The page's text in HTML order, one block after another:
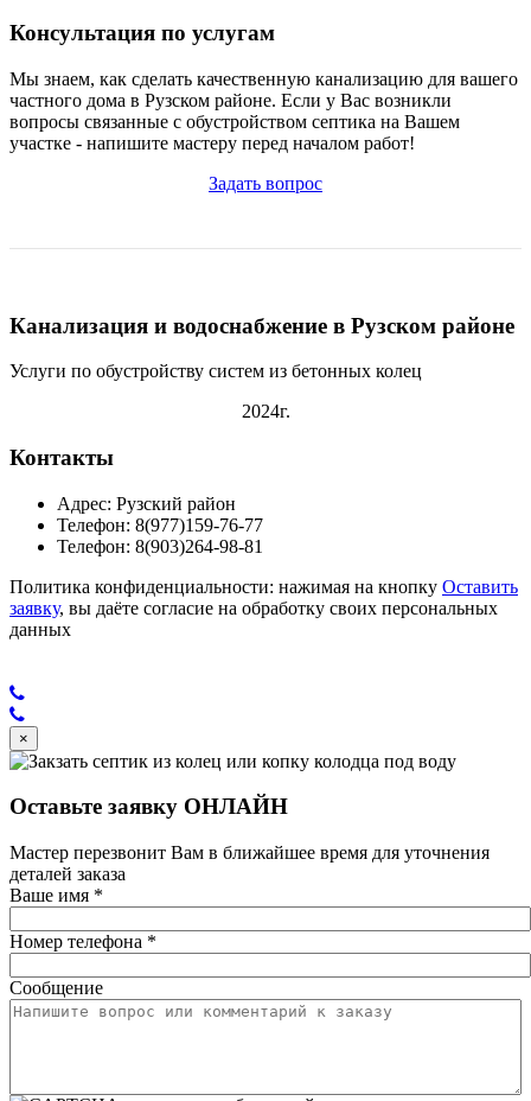
Консультация по услугам
Мы знаем, как сделать качественную канализацию для вашего
частного дома в Рузском районе. Если у Вас возникли
вопросы связанные с обустройством септика на Вашем
участке - напишите мастеру перед началом работ!
Задать вопрос
Канализация и водоснабжение в Рузском районе
Услуги по обустройству систем из бетонных колец
2024г.
Контакты
Адрес: Рузский район
Телефон: 8(977)159-76-77
Телефон: 8(903)264-98-81
Политика конфиденциальности: нажимая на кнопку Оставить
заявку, вы даёте согласие на обработку своих персональных
данных
×
Оставьте заявку ОНЛАЙН
Мастер перезвонит Вам в ближайшее время для уточнения
деталей заказа
Ваше имя *
Номер телефона *
Сообщение